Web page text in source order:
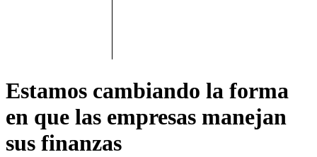
Estamos cambiando la forma
en que las empresas manejan
sus finanzas